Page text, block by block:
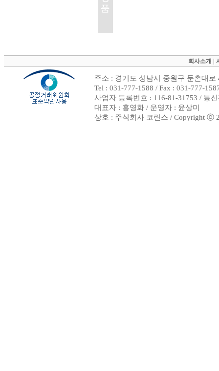
회사소개
주소 : 경기도 성남시 중원구 둔촌대
Tel : 031-777-1588 / Fax : 031-777-
사업자 등록번호 : 116-81-31753 / 통
대표자 : 홍영화 / 운영자 : 윤상미
상호 : 주식회사 코린스 / Copyright ⓒ